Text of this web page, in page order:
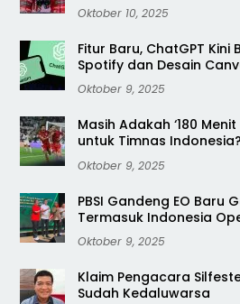
Oktober 10, 2025
Fitur Baru, ChatGPT Kini
Spotify dan Desain
Oktober 9, 2025
Masih Adakah ‘180
untuk Timnas Indonesia?
Oktober 9, 2025
PBSI Gandeng EO Baru
Termasuk Indonesia
Oktober 9, 2025
Klaim Pengacara
Sudah Kedaluwarsa